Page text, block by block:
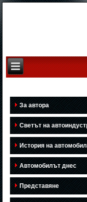
За автора
Светът на
История на
Автомобилът днес
Представяне